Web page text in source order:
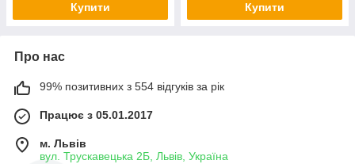
Купити Купити
Про нас
99% позитивних з 554 відгуків за рік
Працює з 05.01.2017
м. Львів
вул. Трускавецька 2Б, Львів, Україна